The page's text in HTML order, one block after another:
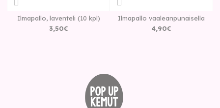
Ilmapallo, laventeli (10 kpl)
3,50€
Ilmapallo vaaleanpunaisella
4,90€